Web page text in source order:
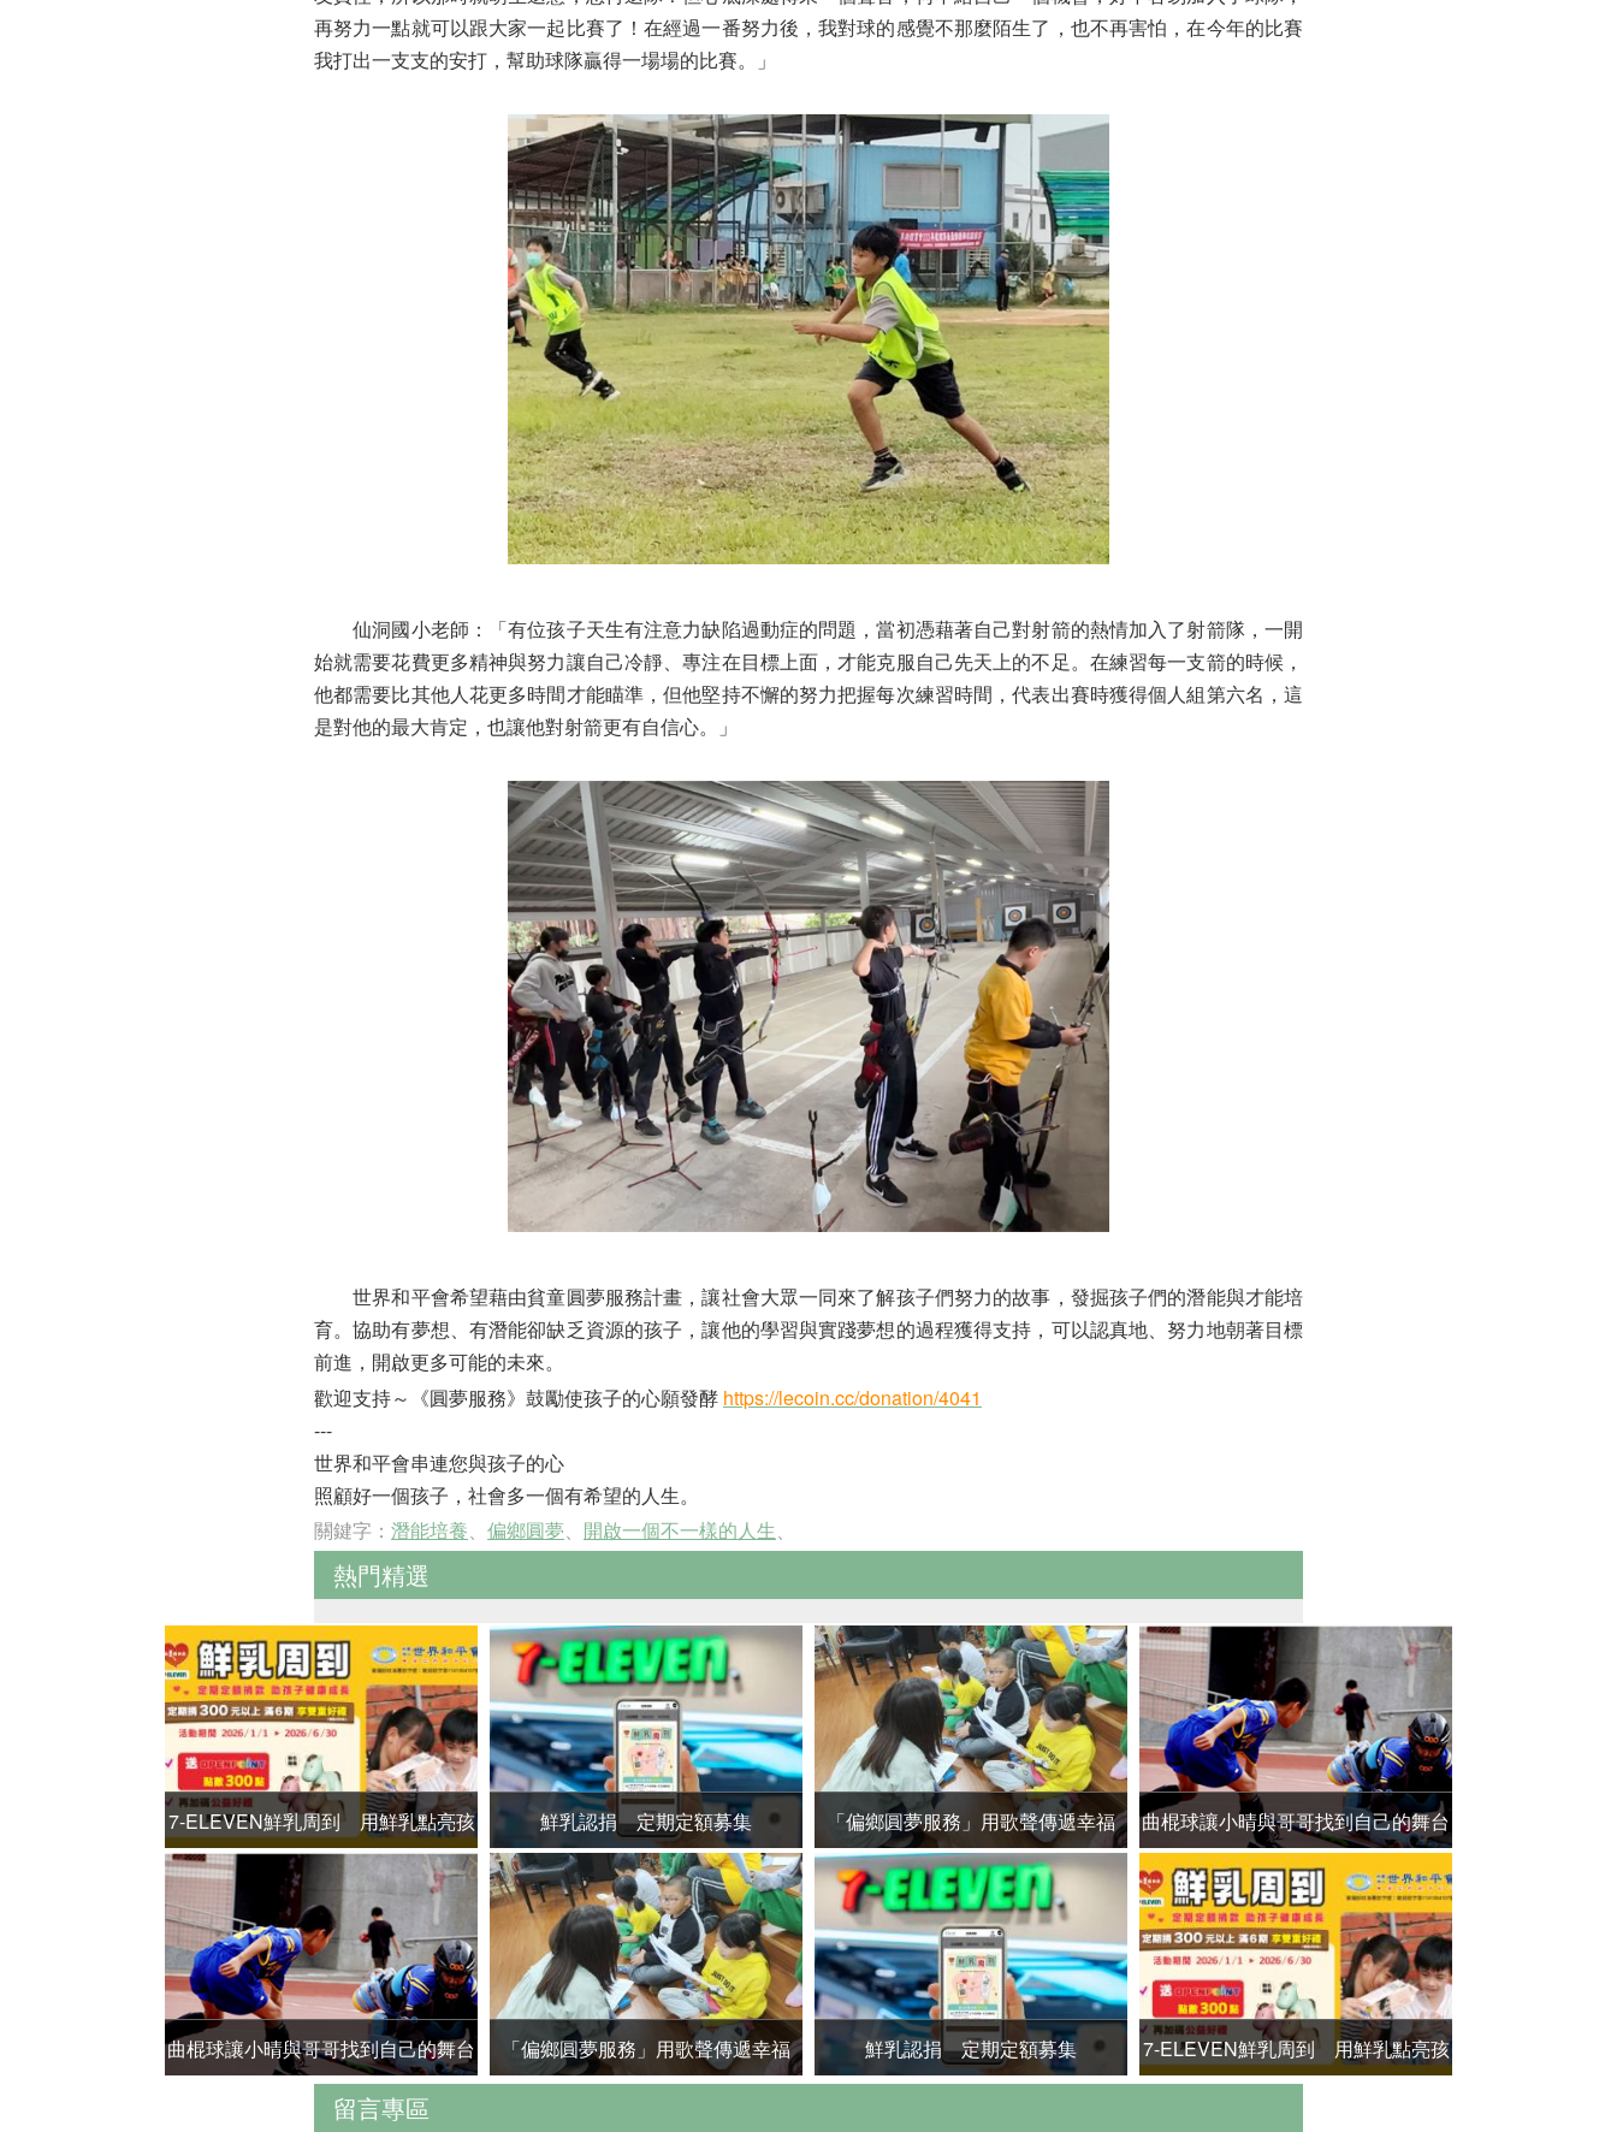
再努力一點就可以跟大家一起比賽了！在經過一番努力後，我對球的感覺不那麼陌生了，也不再害怕，在今年的比賽
我打出一支支的安打，幫助球隊贏得一場場的比賽。」
仙洞國小老師：「有位孩子天生有注意力缺陷過動症的問題，當初憑藉著自己對射箭的熱情加入了射箭隊，一開
始就需要花費更多精神與努力讓自己冷靜、專注在目標上面，才能克服自己先天上的不足。在練習每一支箭的時候，
他都需要比其他人花更多時間才能瞄準，但他堅持不懈的努力把握每次練習時間，代表出賽時獲得個人組第六名，這
是對他的最大肯定，也讓他對射箭更有自信心。」
世界和平會希望藉由貧童圓夢服務計畫，讓社會大眾一同來了解孩子們努力的故事，發掘孩子們的潛能與才能培
育。協助有夢想、有潛能卻缺乏資源的孩子，讓他的學習與實踐夢想的過程獲得支持，可以認真地、努力地朝著目標
前進，開啟更多可能的未來。
歡迎支持～ 《圓夢服務》鼓勵使孩子的心願發酵 https://lecoin.cc/donation/4041
---
世界和平會串連您與孩子的心
照顧好一個孩子，社會多一個有希望的人生。
關鍵字： 潛能培養、 偏鄉圓夢、 開啟一個不一樣的人生、
熱門精選
7-ELEVEN鮮乳周到 用鮮乳點亮孩
子的希望！
鮮乳認捐 定期定額募集 「偏鄉圓夢服務」用歌聲傳遞幸福 曲棍球讓小晴與哥哥找到自己的舞台
曲棍球讓小晴與哥哥找到自己的舞台 「偏鄉圓夢服務」用歌聲傳遞幸福 鮮乳認捐 定期定額募集 7-ELEVEN鮮乳周到 用鮮乳點亮孩
留言專區